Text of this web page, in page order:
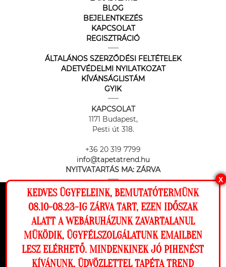
Ez a weboldal cookie-kat használ, hogy a
lehető legjobb élményt nyújtsa honlapunkon.
Beállítások
Elutasítom Engedélyezem
BLOG
BEJELENTKEZÉS
KAPCSOLAT
REGISZTRÁCIÓ
ÁLTALÁNOS SZERZŐDÉSI FELTÉTELEK
ADETVÉDELMI NYILATKOZAT
KÍVÁNSÁGLISTÁM
GYIK
KAPCSOLAT
1171 Budapest,
Pesti út 318.
+36 20 319 7799
info@tapetatrend.hu
NYITVATARTÁS MA: ZÁRVA
Az online fizetést a Barion Payment Zrt. biztosítja, MNB engedély
száma: H-EN-I-1064/2013
X
KEDVES ÜGYFELEINK, BEMUTATÓTERMÜNK
08.10-08.23-IG ZÁRVA TART, EZEN IDŐSZAK
ALATT A WEBÁRUHÁZUNK ZAVARTALANUL
MÜKÖDIK, ÜGYFÉLSZOLGÁLATUNK EMAILBEN
LESZ ELÉRHETŐ. MINDENKINEK JÓ PIHENÉST
KÍVÁNUNK, ÜDVÖZLETTEL TAPÉTA TREND